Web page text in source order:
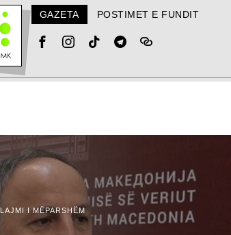
GAZETA POSTIMET E FUNDIT
LAJMI I MËPARSHËM